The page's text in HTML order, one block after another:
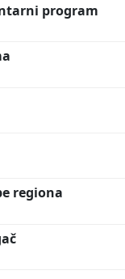
program
regiona